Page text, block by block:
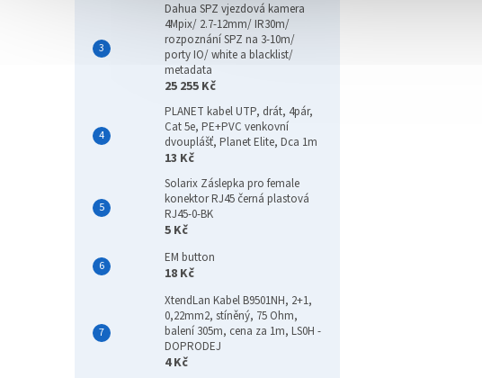
Dahua SPZ vjezdová kamera
4Mpix/ 2.7-12mm/ IR30m/
rozpoznání SPZ na 3-10m/
porty IO/ white a blacklist/
metadata
25 255 Kč
PLANET kabel UTP, drát, 4pár,
Cat 5e, PE+PVC venkovní
dvouplášť, Planet Elite, Dca 1m
13 Kč
Solarix Záslepka pro female
konektor RJ45 černá plastová
RJ45-0-BK
5 Kč
EM button
18 Kč
XtendLan Kabel B9501NH, 2+1,
0,22mm2, stíněný, 75 Ohm,
balení 305m, cena za 1m, LS0H -
DOPRODEJ
4 Kč